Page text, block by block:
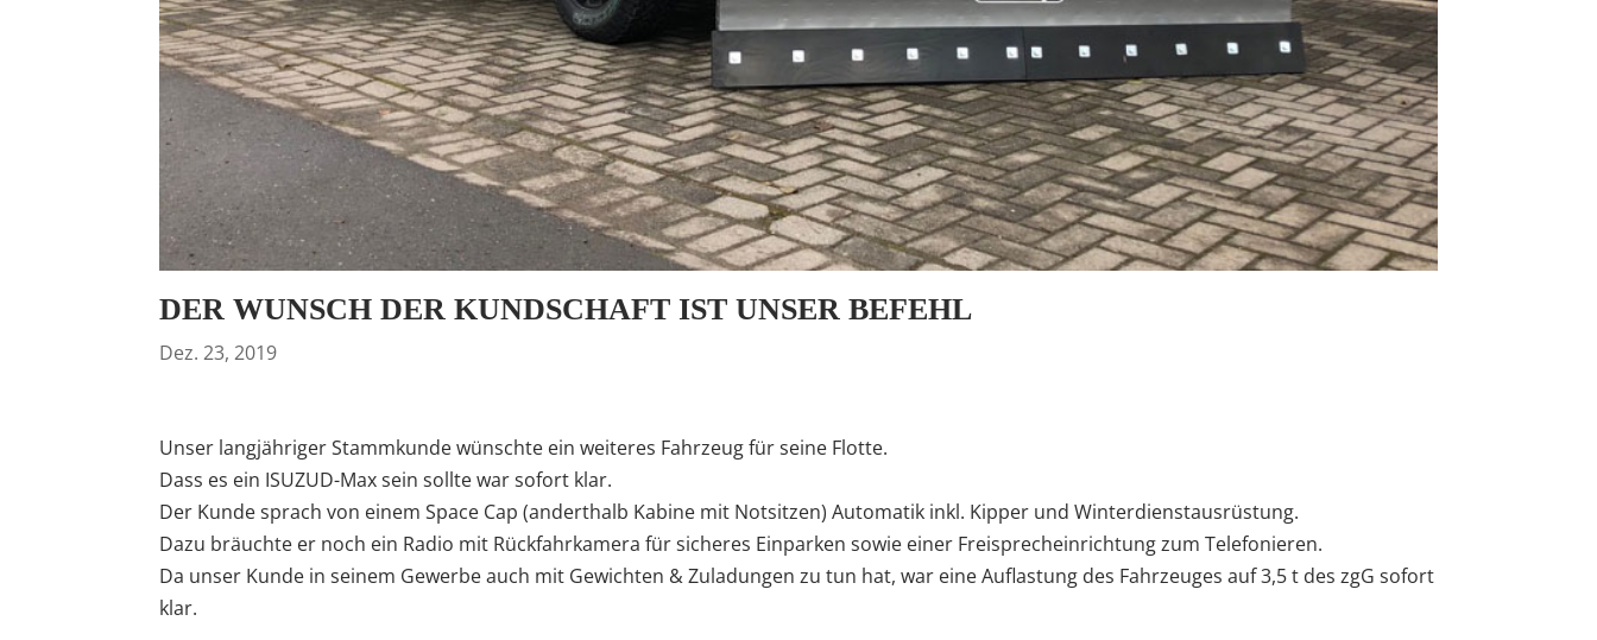
DER WUNSCH DER KUNDSCHAFT IST UNSER BEFEHL
Dez. 23, 2019
Unser langjähriger Stammkunde wünschte ein weiteres Fahrzeug für seine Flotte.
Dass es ein ISUZUD-Max sein sollte war sofort klar.
Der Kunde sprach von einem Space Cap (anderthalb Kabine mit Notsitzen) Automatik inkl. Kipper und Winterdienstausrüstung.
Dazu bräuchte er noch ein Radio mit Rückfahrkamera für sicheres Einparken sowie einer Freisprecheinrichtung zum Telefonieren.
Da unser Kunde in seinem Gewerbe auch mit Gewichten & Zuladungen zu tun hat, war eine Auflastung des Fahrzeuges auf 3,5 t des zgG sofort
klar.